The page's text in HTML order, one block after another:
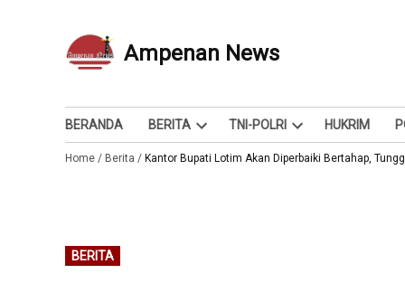
Ampenan News
Berita dan Info
BERANDA BERITA
Open
dropdown
TNI-POLRI
Open
dropdown
HUKRIM
Home / Berita / Kantor Bupati Lotim Akan Diperbaiki Bertahap,
POSTED
IN
BERITA